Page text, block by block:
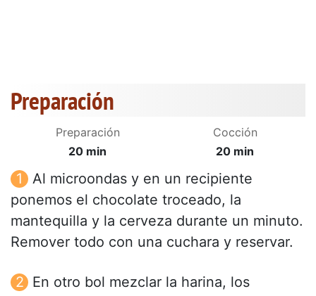
Preparación
Preparación
20 min
Cocción
20 min
Al microondas y en un recipiente
ponemos el chocolate troceado, la
mantequilla y la cerveza durante un minuto.
Remover todo con una cuchara y reservar.
En otro bol mezclar la harina, los